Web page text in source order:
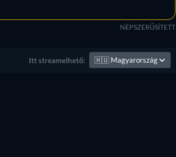
NÉPSZERŰSÍTETT
Itt streamelhető: 🇭🇺 Magyarország